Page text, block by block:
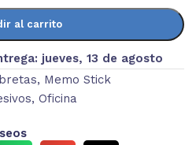
al carrito
jueves, 13 de agosto
, Memo Stick
, Oficina